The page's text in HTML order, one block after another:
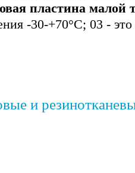
пластина малой
-30-+70°С; 03 -
и